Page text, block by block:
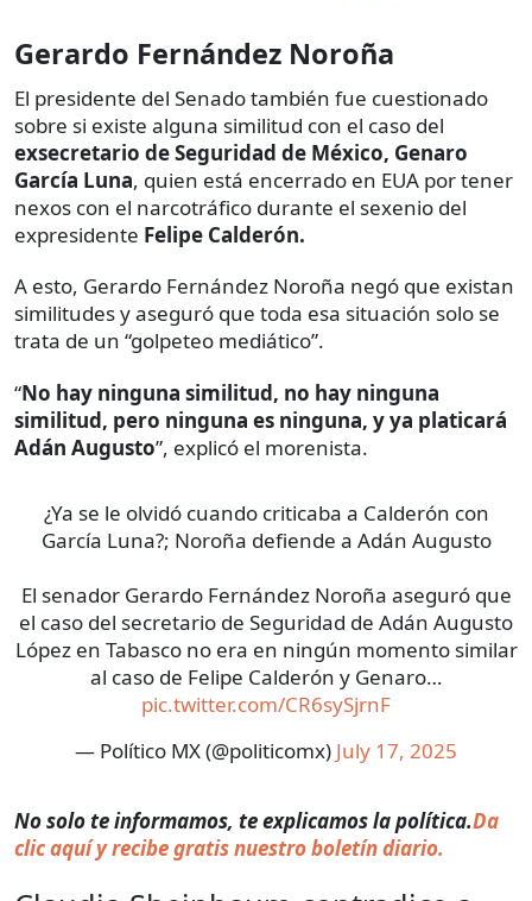
Gerardo Fernández Noroña
El presidente del Senado también fue cuestionado
sobre si existe alguna similitud con el caso del
exsecretario de Seguridad de México, Genaro
García Luna, quien está encerrado en EUA por tener
nexos con el narcotráfico durante el sexenio del
expresidente Felipe Calderón.
A esto, Gerardo Fernández Noroña negó que existan
similitudes y aseguró que toda esa situación solo se
trata de un “golpeteo mediático”.
“No hay ninguna similitud, no hay ninguna
similitud, pero ninguna es ninguna, y ya platicará
Adán Augusto”, explicó el morenista.
¿Ya se le olvidó cuando criticaba a Calderón con
García Luna?; Noroña defiende a Adán Augusto
El senador Gerardo Fernández Noroña aseguró que
el caso del secretario de Seguridad de Adán Augusto
López en Tabasco no era en ningún momento similar
al caso de Felipe Calderón y Genaro…
pic.twitter.com/CR6sySjrnF
— Político MX (@politicomx) July 17, 2025
No solo te informamos, te explicamos la política.Da
clic aquí y recibe gratis nuestro boletín diario.